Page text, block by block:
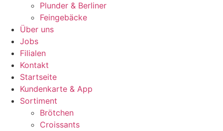
Plunder & Berliner
Feingebäcke
Über uns
Jobs
Filialen
Kontakt
Startseite
Kundenkarte & App
Sortiment
Brötchen
Croissants